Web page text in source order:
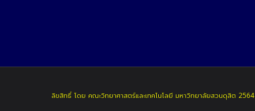
ลิขสิทธิ์ โดย คณะวิทยาศาสตร์และเทคโนโลยี มหาวิทยาลัยสวนดุสิต 2564